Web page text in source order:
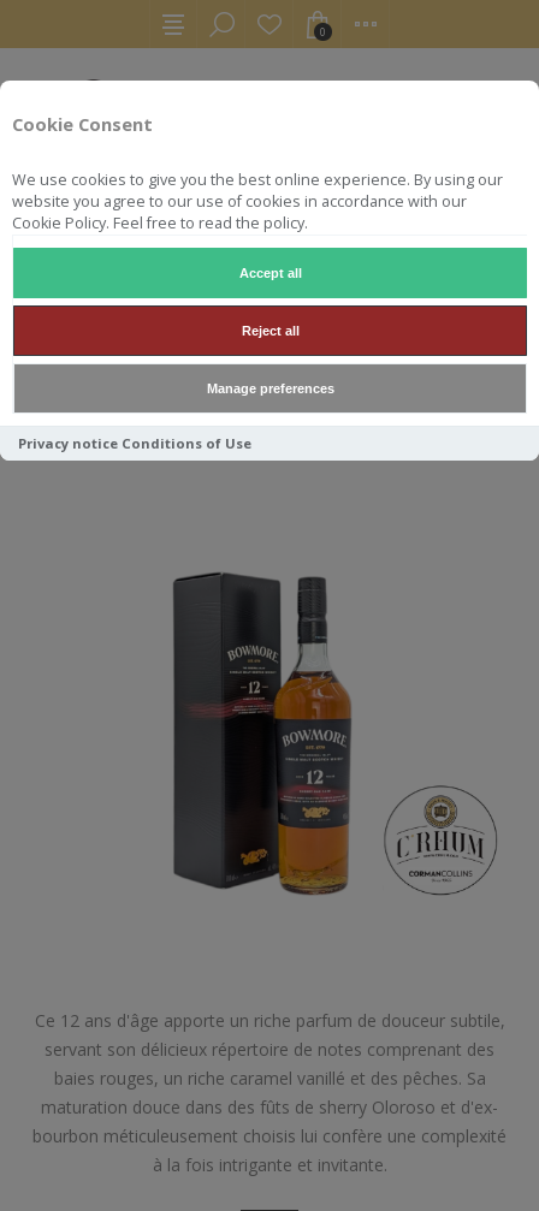
Cookie Consent
We use cookies to give you the best online experience. By using our
website you agree to our use of cookies in accordance with our
Cookie Policy. Feel free to read the policy.
Accept all
Reject all
Manage preferences
Privacy notice Conditions of Use
0
BOWMORE 70 CL 40° 12 ANS
SHERRY ISLAY*
Ce 12 ans d'âge apporte un riche parfum de douceur subtile,
servant son délicieux répertoire de notes comprenant des
baies rouges, un riche caramel vanillé et des pêches. Sa
maturation douce dans des fûts de sherry Oloroso et d'ex-
bourbon méticuleusement choisis lui confère une complexité
à la fois intrigante et invitante.